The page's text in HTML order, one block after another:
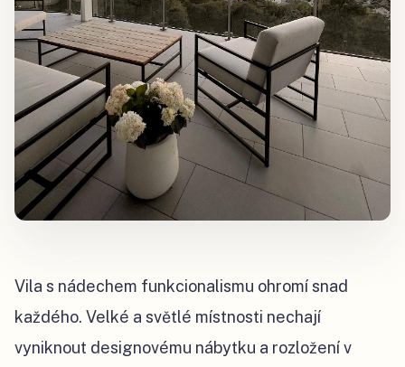
Vila s nádechem funkcionalismu ohromí snad
každého. Velké a světlé místnosti nechají
vyniknout designovému nábytku a rozložení v